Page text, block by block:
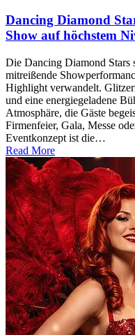
Dancing Diamond
Show auf höchstem
Die Dancing Diamond Stars
mitreißende
Highlight verwandelt.
und eine energiegeladene
Atmosphäre, die Gäste
Firmenfeier, Gala, Messe
Eventkonzept ist die…
Read More